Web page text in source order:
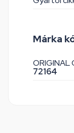
Márka
ORIGINAL
72164